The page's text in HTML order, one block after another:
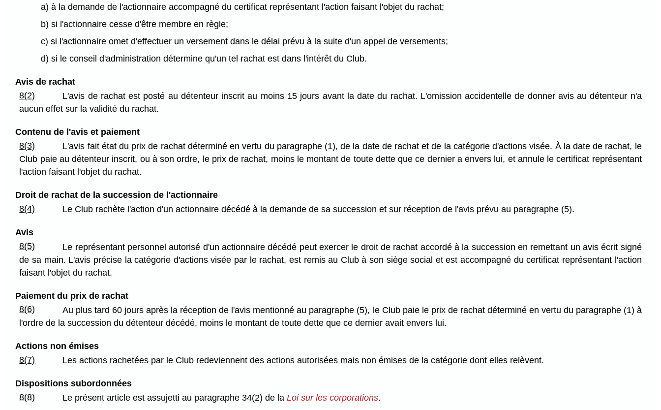
a) à la demande de l'actionnaire accompagné du certificat représentant l'action faisant l'objet du rachat;
b) si l'actionnaire cesse d'être membre en règle;
c) si l'actionnaire omet d'effectuer un versement dans le délai prévu à la suite d'un appel de versements;
d) si le conseil d'administration détermine qu'un tel rachat est dans l'intérêt du Club.
Avis de rachat
8(2)
L'avis de rachat est posté au détenteur inscrit au moins 15 jours avant la date du rachat. L'omission accidentelle de donner avis au détenteur n'a
aucun effet sur la validité du rachat.
Contenu de l'avis et paiement
8(3)
L'avis fait état du prix de rachat déterminé en vertu du paragraphe (1), de la date de rachat et de la catégorie d'actions visée. À la date de rachat, le
Club paie au détenteur inscrit, ou à son ordre, le prix de rachat, moins le montant de toute dette que ce dernier a envers lui, et annule le certificat représentant
l'action faisant l'objet du rachat.
Droit de rachat de la succession de l'actionnaire
8(4)
Le Club rachète l'action d'un actionnaire décédé à la demande de sa succession et sur réception de l'avis prévu au paragraphe (5).
Avis
8(5)
Le représentant personnel autorisé d'un actionnaire décédé peut exercer le droit de rachat accordé à la succession en remettant un avis écrit signé
de sa main. L'avis précise la catégorie d'actions visée par le rachat, est remis au Club à son siège social et est accompagné du certificat représentant l'action
faisant l'objet du rachat.
Paiement du prix de rachat
8(6)
Au plus tard 60 jours après la réception de l'avis mentionné au paragraphe (5), le Club paie le prix de rachat déterminé en vertu du paragraphe (1) à
l'ordre de la succession du détenteur décédé, moins le montant de toute dette que ce dernier avait envers lui.
Actions non émises
8(7)
Les actions rachetées par le Club redeviennent des actions autorisées mais non émises de la catégorie dont elles relèvent.
Dispositions subordonnées
8(8)
Le présent article est assujetti au paragraphe 34(2) de laLoi sur les corporations.